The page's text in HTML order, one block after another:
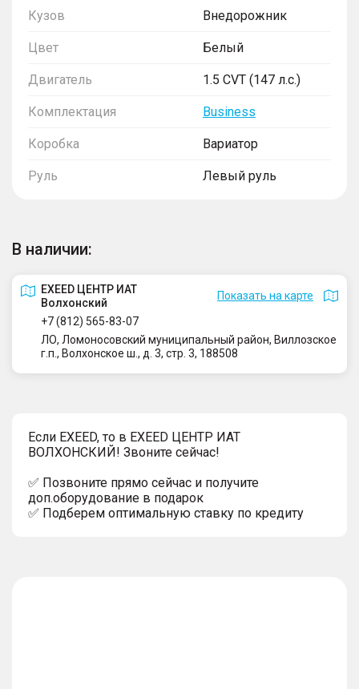
Кузов Внедорожник
Цвет Белый
Двигатель 1.5 CVT (147 л.с.)
Комплектация Business
Коробка Вариатор
Руль Левый руль
В наличии:
EXEED ЦЕНТР ИАТ
Волхонский
Показать на карте
+7 (812) 565-83-07
ЛО, Ломоносовский муниципальный район, Виллозское
г.п., Волхонское ш., д. 3, стр. 3, 188508
Если EXEED, то в EXEED ЦЕНТР ИАТ
ВОЛХОНСКИЙ! Звоните сейчас!
✅ Позвоните прямо сейчас и получите
доп.оборудование в подарок
✅ Подберем оптимальную ставку по кредиту